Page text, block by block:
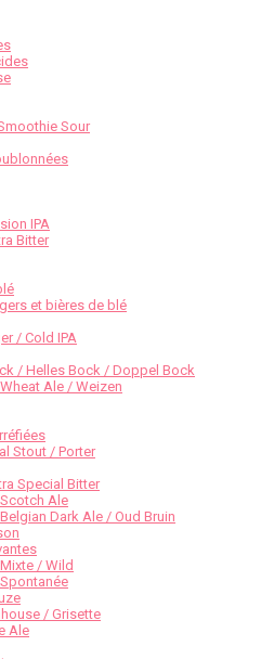
Sour
IPA
Bitter
et bières de blé
/ Cold IPA
/ Helles Bock / Doppel Bock
Ale / Weizen
Stout / Porter
Special Bitter
Ale
Dark Ale / Oud Bruin
/ Wild
/ Grisette
Ale